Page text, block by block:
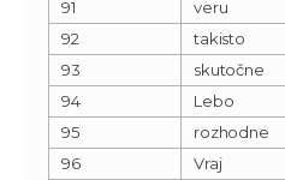
91 veru
92
takisto
93
skutočne
94
Lebo
95
rozhodne
96
Vraj